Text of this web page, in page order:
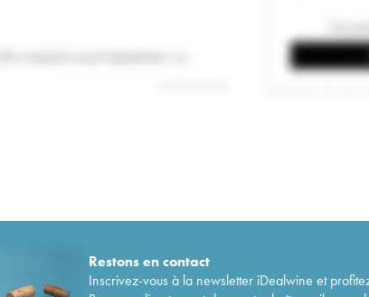
Restons encontact
Inscrivez-vous à la newsletter iDealwine et